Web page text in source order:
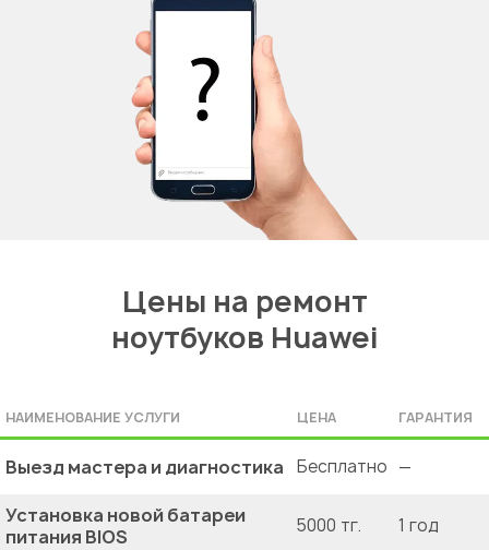
Цены на ремонт
ноутбуков Huawei
НАИМЕНОВАНИЕ УСЛУГИ ЦЕНА ГАРАНТИЯ
Выезд мастера и диагностика Бесплатно —
Установка новой батареи
питания BIOS
5000 тг. 1 год